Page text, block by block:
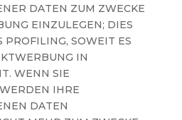
DATEN ZUM ZWECKE
EINZULEGEN; DIES
PROFILING, SOWEIT ES
IN
WENN SIE
IHRE
DATEN